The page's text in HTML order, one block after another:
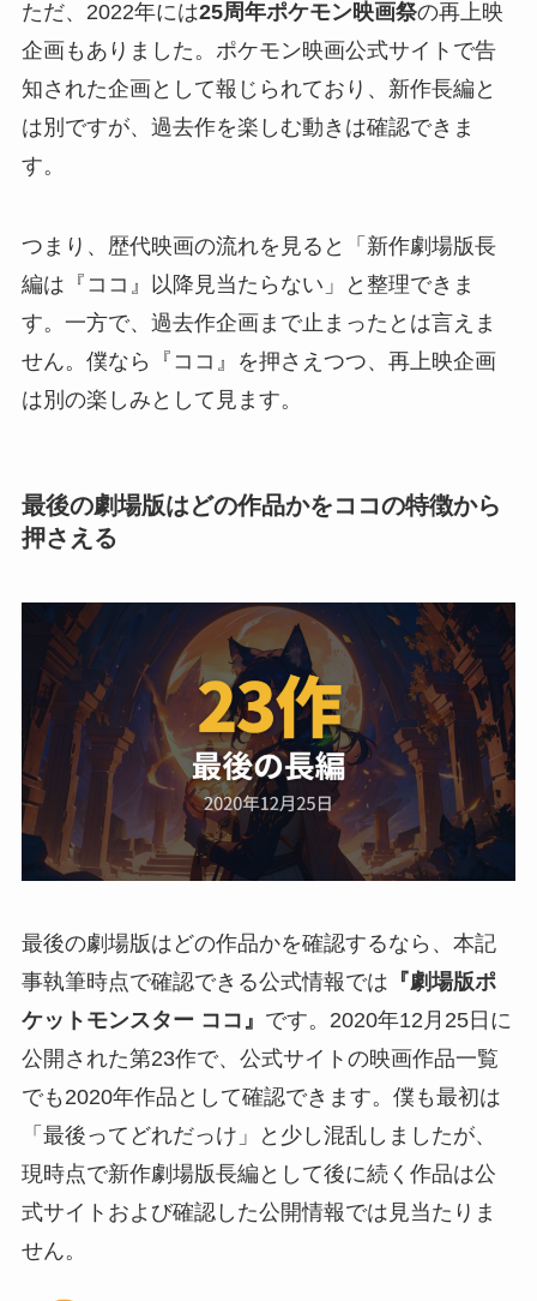
ただ、2022年には25周年ポケモン映画祭の再上映
企画もありました。ポケモン映画公式サイトで告
知された企画として報じられており、新作長編と
は別ですが、過去作を楽しむ動きは確認できま
す。
つまり、歴代映画の流れを見ると「新作劇場版長
編は『ココ』以降見当たらない」と整理できま
す。一方で、過去作企画まで止まったとは言えま
せん。僕なら『ココ』を押さえつつ、再上映企画
は別の楽しみとして見ます。
最後の劇場版はどの作品かをココの特徴から
押さえる
最後の劇場版はどの作品かを確認するなら、本記
事執筆時点で確認できる公式情報では 『劇場版ポ
ケットモンスター ココ』 です。2020年12月25日に
公開された第23作で、公式サイトの映画作品一覧
でも2020年作品として確認できます。僕も最初は
「最後ってどれだっけ」と少し混乱しましたが、
現時点で新作劇場版長編として後に続く作品は公
式サイトおよび確認した公開情報では見当たりま
せん。